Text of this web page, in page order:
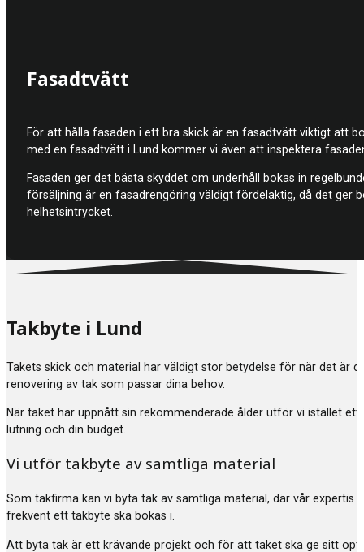
Fasadtvätt
För att hålla fasaden i ett bra skick är en fasadtvätt viktigt att
med en fasadtvätt i Lund kommer vi även att inspektera
Fasaden ger det bästa skyddet om underhåll bokas in
försäljning är en fasadrengöring väldigt fördelaktig, då det ger
helhetsintrycket.
Takbyte i Lund
Takets skick och material har väldigt stor betydelse för när det är
renovering av tak som passar dina behov.
När taket har uppnått sin rekommenderade ålder utför vi istället
lutning och din budget.
Vi utför takbyte av samtliga material
Som takfirma kan vi byta tak av samtliga material, där vår
frekvent ett takbyte ska bokas i.
Att byta tak är ett krävande projekt och för att taket ska ge sitt